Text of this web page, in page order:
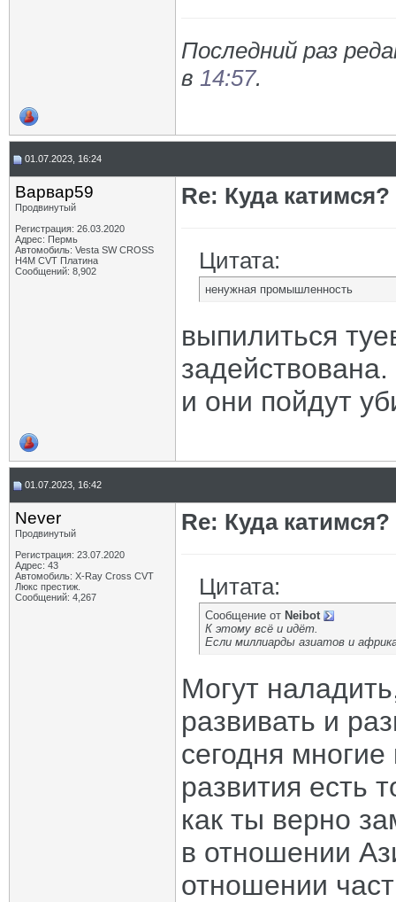
Последний раз
в 14:57.
01.07.2023, 16:24
Варвар59
Продвинутый
Регистрация: 26.03.2020
Адрес: Пермь
Автомобиль: Vesta SW CROSS
H4M CVT Платина
Сообщений: 8,902
Re: Куда катимся?
Цитата:
ненужная промышленность
выпилиться
и они пойдут
01.07.2023, 16:42
Never
Продвинутый
Регистрация: 23.07.2020
Адрес: 43
Автомобиль: X-Ray Cross CVT
Люкс престиж.
Сообщений: 4,267
Re: Куда катимся?
Цитата:
Сообщение от Neibot
К этому всё и идёт.
Если миллиарды азиатов и
Могут
развивать и
сегодня
развития есть
как ты верно
в отношении
отношении